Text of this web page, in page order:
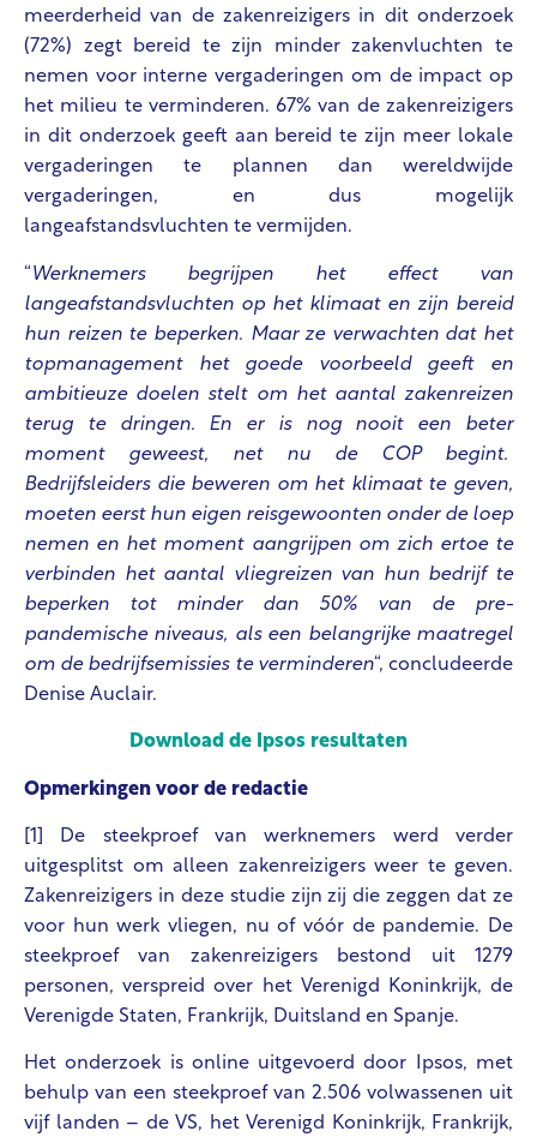
meerderheid van de zakenreizigers in dit onderzoek
(72%) zegt bereid te zijn minder zakenvluchten te
nemen voor interne vergaderingen om de impact op
het milieu te verminderen. 67% van de zakenreizigers
in dit onderzoek geeft aan bereid te zijn meer lokale
vergaderingen te plannen dan wereldwijde
vergaderingen, en dus mogelijk
langeafstandsvluchten te vermijden.
“Werknemers begrijpen het effect van
langeafstandsvluchten op het klimaat en zijn bereid
hun reizen te beperken. Maar ze verwachten dat het
topmanagement het goede voorbeeld geeft en
ambitieuze doelen stelt om het aantal zakenreizen
terug te dringen. En er is nog nooit een beter
moment geweest, net nu de COP begint.
Bedrijfsleiders die beweren om het klimaat te geven,
moeten eerst hun eigen reisgewoonten onder de loep
nemen en het moment aangrijpen om zich ertoe te
verbinden het aantal vliegreizen van hun bedrijf te
beperken tot minder dan 50% van de pre-
pandemische niveaus, als een belangrijke maatregel
om de bedrijfsemissies te verminderen“, concludeerde
Denise Auclair.
Download de Ipsos resultaten
Opmerkingen voor de redactie
[1] De steekproef van werknemers werd verder
uitgesplitst om alleen zakenreizigers weer te geven.
Zakenreizigers in deze studie zijn zij die zeggen dat ze
voor hun werk vliegen, nu of vóór de pandemie. De
steekproef van zakenreizigers bestond uit 1279
personen, verspreid over het Verenigd Koninkrijk, de
Verenigde Staten, Frankrijk, Duitsland en Spanje.
Het onderzoek is online uitgevoerd door Ipsos, met
behulp van een steekproef van 2.506 volwassenen uit
vijf landen – de VS, het Verenigd Koninkrijk, Frankrijk,